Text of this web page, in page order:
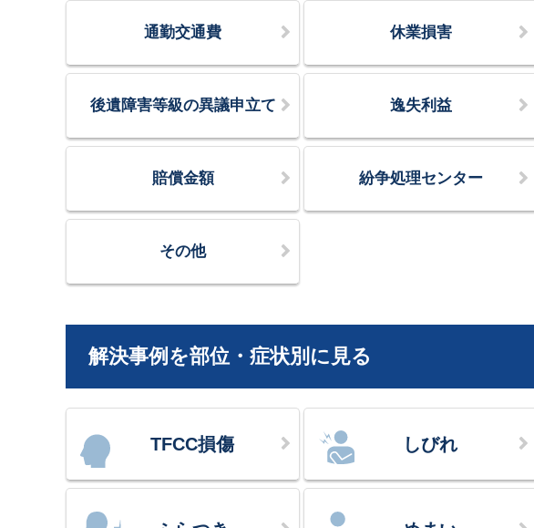
通勤交通費 休業損害
後遺障害等級の異議申立て 逸失利益
賠償金額 紛争処理センター
その他
解決事例を部位・症状別に見る
TFCC損傷 しびれ